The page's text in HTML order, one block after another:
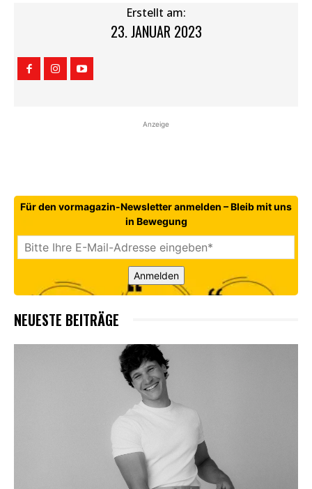
Erstellt am:
23. JANUAR 2023
Anzeige
Für den vormagazin-Newsletter anmelden – Bleib mit uns
in Bewegung
Anmelden
NEUESTE BEITRÄGE